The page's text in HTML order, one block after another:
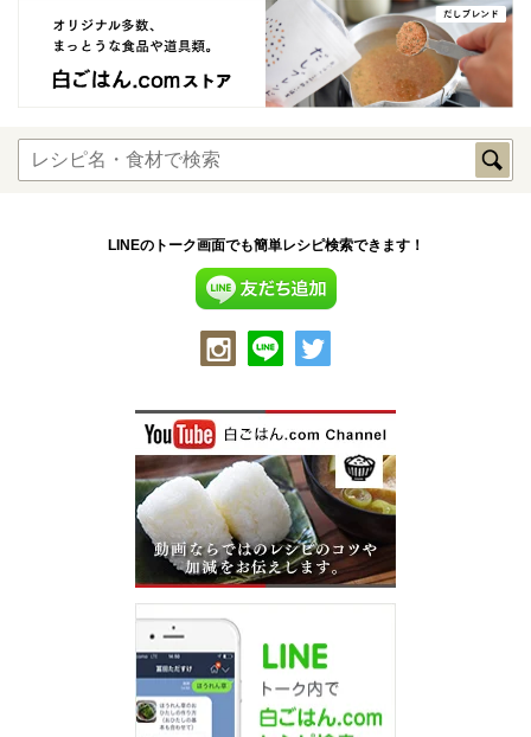
LINEのトーク画面でも簡単レシピ検索できます！